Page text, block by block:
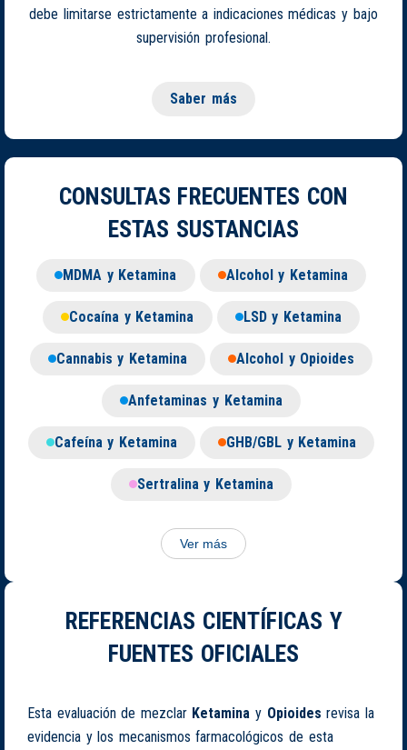
debe limitarse estrictamente a indicaciones médicas y bajo
supervisión profesional.
Saber más
CONSULTAS FRECUENTES CON
ESTAS SUSTANCIAS
MDMA y Ketamina Alcohol y Ketamina
Cocaína y Ketamina LSD y Ketamina
Cannabis y Ketamina Alcohol y Opioides
Anfetaminas y Ketamina
Cafeína y Ketamina GHB/GBL y Ketamina
Sertralina y Ketamina
Ver más
REFERENCIAS CIENTÍFICAS Y
FUENTES OFICIALES
Esta evaluación de mezclar Ketamina y Opioides revisa la
evidencia y los mecanismos farmacológicos de esta